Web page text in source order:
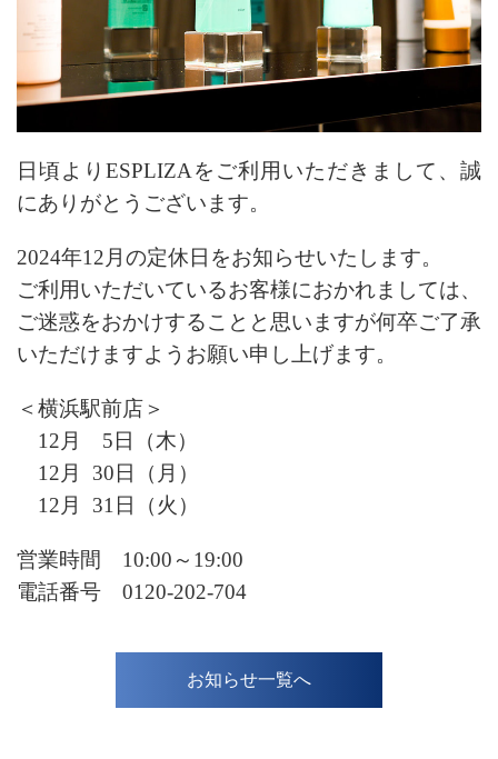
日頃よりESPLIZAをご利用いただきまして、 誠
にありがとうございます。
2024年12月の定休日をお知らせいたします。
ご利用いただいているお客様におかれましては、
ご迷惑をおかけすることと思いますが何卒ご了承
いただけますようお願い申し上げます。
＜横浜駅前店＞
12月 5日（木）
12月 30日（月）
12月 31日（火）
営業時間 10:00～19:00
電話番号 0120-202-704
お知らせ一覧へ